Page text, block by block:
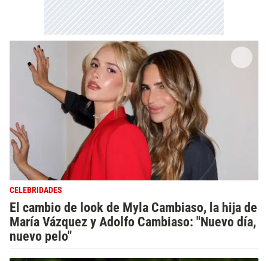
CELEBRIDADES
El cambio de look de Myla Cambiaso, la hija de
María Vázquez y Adolfo Cambiaso: "Nuevo día,
nuevo pelo"